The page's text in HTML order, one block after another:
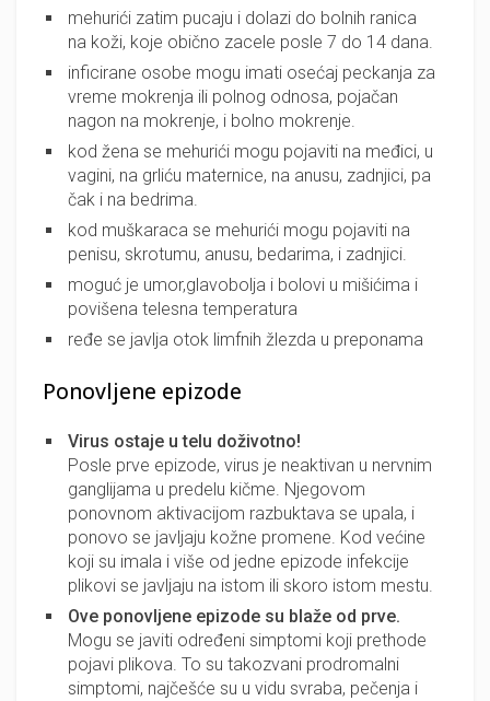
mehurići zatim pucaju i dolazi do bolnih ranica
na koži, koje obično zacele posle 7 do 14 dana.
inficirane osobe mogu imati osećaj peckanja za
vreme mokrenja ili polnog odnosa, pojačan
nagon na mokrenje, i bolno mokrenje.
kod žena se mehurići mogu pojaviti na međici, u
vagini, na grliću maternice, na anusu, zadnjici, pa
čak i na bedrima.
kod muškaraca se mehurići mogu pojaviti na
penisu, skrotumu, anusu, bedarima, i zadnjici.
moguć je umor,glavobolja i bolovi u mišićima i
povišena telesna temperatura
ređe se javlja otok limfnih žlezda u preponama
Ponovljene epizode
Virus ostaje u telu doživotno!
Posle prve epizode, virus je neaktivan u nervnim
ganglijama u predelu kičme. Njegovom
ponovnom aktivacijom razbuktava se upala, i
ponovo se javljaju kožne promene. Kod većine
koji su imala i više od jedne epizode infekcije
plikovi se javljaju na istom ili skoro istom mestu.
Ove ponovljene epizode su blaže od prve.
Mogu se javiti određeni simptomi koji prethode
pojavi plikova. To su takozvani prodromalni
simptomi, najčešće su u vidu svraba, pečenja i